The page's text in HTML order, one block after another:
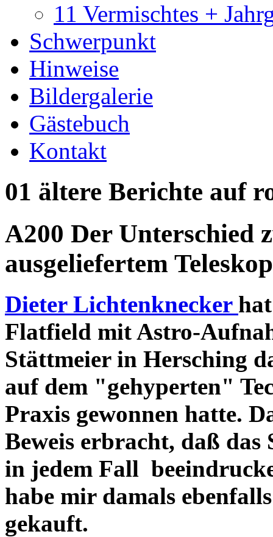
11 Vermischtes +
Schwerpunkt
Hinweise
Bildergalerie
Gästebuch
Kontakt
01 ältere Berichte auf
A200 Der Unterschied
ausgeliefertem
Dieter Lichtenknecker
Flatfield mit Astro-
Stättmeier in Hersching
auf dem "gehyperten"
Praxis gewonnen hatte.
Beweis erbracht, daß das
in jedem Fall
habe mir damals
gekauft.